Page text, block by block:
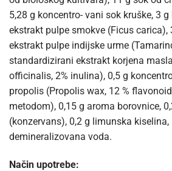
5,28 g koncentro- vani sok kruške, 3
ekstrakt pulpe smokve (Ficus carica),
ekstrakt pulpe indijske urme
standardizirani ekstrakt korjena
officinalis, 2% inulina), 0,5 g
propolis (Propolis wax, 12 %
metodom), 0,15 g aroma borovnice,
(konzervans), 0,2 g limunska
demineralizovana voda.
Način upotrebe: